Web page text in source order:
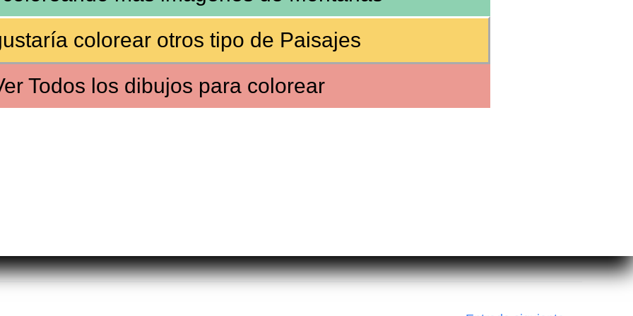
colorear otros tipo de Paisajes
Todos los dibujos para colorear